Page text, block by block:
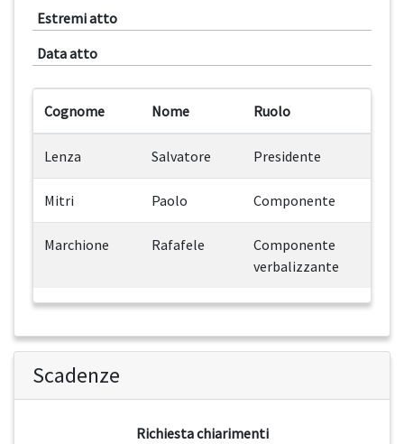
Estremi atto
Data atto
Cognome Nome Ruolo
Lenza Salvatore Presidente
Mitri Paolo Componente
Marchione Rafafele
Componente
verbalizzante
Scadenze
Richiesta chiarimenti